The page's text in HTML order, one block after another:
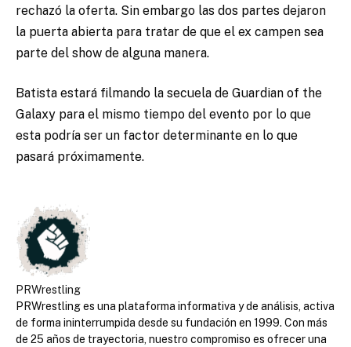
rechazó la oferta. Sin embargo las dos partes dejaron
la puerta abierta para tratar de que el ex campen sea
parte del show de alguna manera.
Batista estará filmando la secuela de Guardian of the
Galaxy para el mismo tiempo del evento por lo que
esta podría ser un factor determinante en lo que
pasará próximamente.
PRWrestling
PRWrestling es una plataforma informativa y de análisis, activa
de forma ininterrumpida desde su fundación en 1999. Con más
de 25 años de trayectoria, nuestro compromiso es ofrecer una